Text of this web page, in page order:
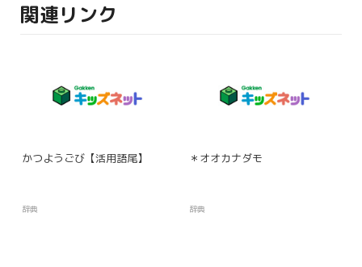
関連リンク
かつようごび【活用語尾】
辞典
＊オオカナダモ
辞典